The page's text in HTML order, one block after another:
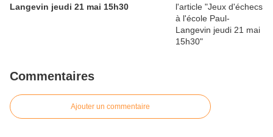
Langevin jeudi 21 mai 15h30
Commentaires
Ajouter un commentaire